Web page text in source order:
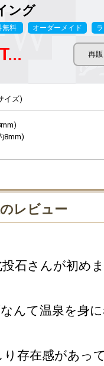
ング
無料 オーダーメイド
イズ)
8mm)
レビュー
石さんが初めま
んて温泉を身
存在感があっ